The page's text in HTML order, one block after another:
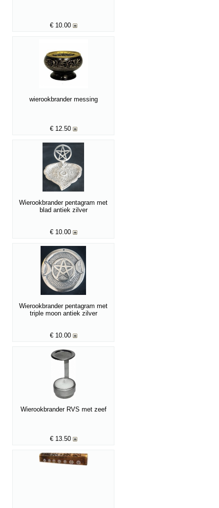
€ 10.00
wierookbrander messing
€ 12.50
Wierookbrander pentagram met
blad antiek zilver
€ 10.00
Wierookbrander pentagram met
triple moon antiek zilver
€ 10.00
Wierookbrander RVS met zeef
€ 13.50